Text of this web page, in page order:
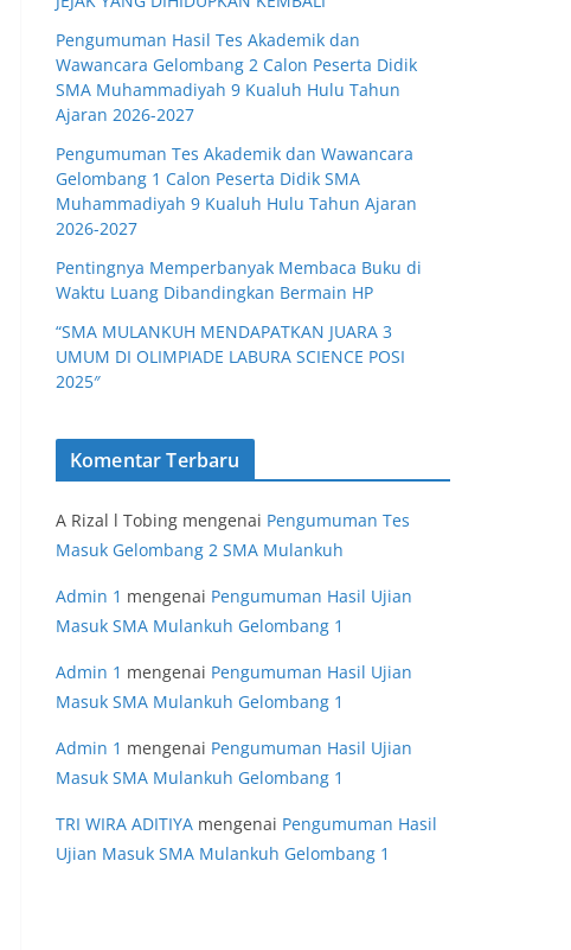
Pengumuman Hasil Tes Akademik dan
Wawancara Gelombang 2 Calon Peserta Didik
SMA Muhammadiyah 9 Kualuh Hulu Tahun
Ajaran 2026-2027
Pengumuman Tes Akademik dan Wawancara
Gelombang 1 Calon Peserta Didik SMA
Muhammadiyah 9 Kualuh Hulu Tahun Ajaran
2026-2027
Pentingnya Memperbanyak Membaca Buku di
Waktu Luang Dibandingkan Bermain HP
“SMA MULANKUH MENDAPATKAN JUARA 3
UMUM DI OLIMPIADE LABURA SCIENCE POSI
2025″
Komentar Terbaru
A Rizal l Tobing mengenai Pengumuman Tes
Masuk Gelombang 2 SMA Mulankuh
Admin 1 mengenai Pengumuman Hasil Ujian
Masuk SMA Mulankuh Gelombang 1
Admin 1 mengenai Pengumuman Hasil Ujian
Masuk SMA Mulankuh Gelombang 1
Admin 1 mengenai Pengumuman Hasil Ujian
Masuk SMA Mulankuh Gelombang 1
TRI WIRA ADITIYA mengenai Pengumuman Hasil
Ujian Masuk SMA Mulankuh Gelombang 1